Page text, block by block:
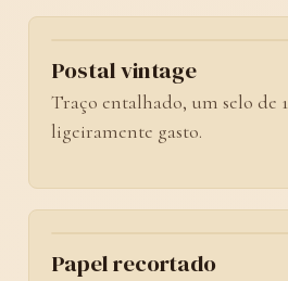
Postal vintage
Traço entalhado, um selo de
ligeiramente gasto.
Papel recortado